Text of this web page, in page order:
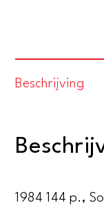
Beschrijving
1984 144 p.,